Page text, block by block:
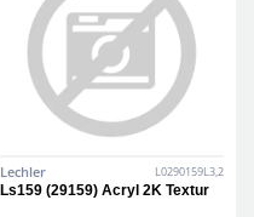
Lechler L0290159L3,2
Ls159 (29159) Acryl 2K Textur